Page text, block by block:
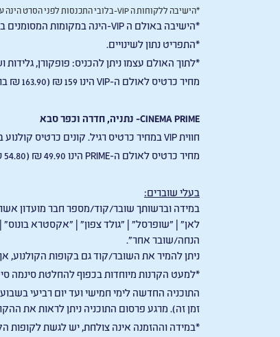
*הישיבה ללקוחות ה-VIPבלובי התכנסות לפני הסרט הינה
*הישיבה באולם ה -VIPהינה במקומות המסומנים
*התפריט נתון לשינויים.
*לתוך האולם עצמו ניתן להכניס: פופקורן,
מחיר כרטיס לאולם ה-VIP הינו 159 ₪ (163.90 ₪ ברכישה דרך האתר) (לא קיימות הנחות כלשהן).
CINEMA PRIME- נתניה, חדרה וכפר סבא
חוויתVIP במחיר כרטיס רגיל. קונים כרטיס קולנוע
מחיר כרטיס לאולם ה-PRIME הינו 49.90 ₪ (54.80 ₪ ברכישה דרך האתר) (לא קיימות הנחות כלשהן).
בעלי שוברים:
במידה וברשותך שובר/קוד/מספר חבר מועדון
לאן" | "שופרסל" | "גולד צפון" | "אקסטרא
הנחה/שובר אחר".
ניתן להמיר את השובר/קוד גם בקופות הקולנוע,
*למעט הקרנות מיוחדות בכפוף להחלטת סינמה
זמן זה). מרגע פרסום התוכניה ניתן לראות את
*במידה וההזמנה אינה צולחת, יש לגשת לקופות